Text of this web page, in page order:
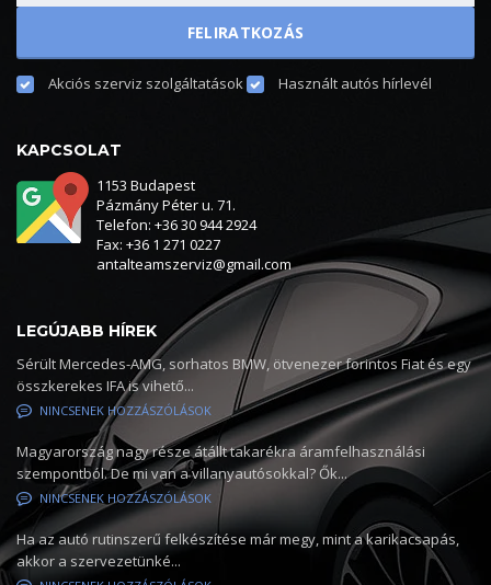
Akciós szerviz szolgáltatások Használt autós hírlevél
KAPCSOLAT
1153 Budapest
Pázmány Péter u. 71.
Telefon: +36 30 944 2924
Fax: +36 1 271 0227
antalteamszerviz@gmail.com
LEGÚJABB HÍREK
Sérült Mercedes-AMG, sorhatos BMW, ötvenezer forintos Fiat és egy
összkerekes IFA is vihető...
NINCSENEK HOZZÁSZÓLÁSOK
Magyarország nagy része átállt takarékra áramfelhasználási
szempontból. De mi van a villanyautósokkal? Ők...
NINCSENEK HOZZÁSZÓLÁSOK
Ha az autó rutinszerű felkészítése már megy, mint a karikacsapás,
akkor a szervezetünké...